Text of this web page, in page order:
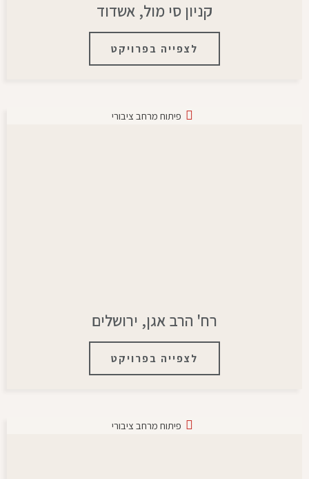
קניון סי מול, אשדוד
לצפייה בפרויקט
פיתוח מרחב ציבורי
רח' הרב אגן, ירושלים
לצפייה בפרויקט
פיתוח מרחב ציבורי